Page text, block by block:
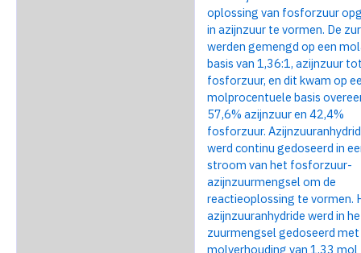
oplossing van fosforzuur
in azijnzuur te vormen. De
werden gemengd op een
basis van 1,36:1, azijnzuur
fosforzuur, en dit kwam op
molprocentuele basis
57,6% azijnzuur en 42,4%
fosforzuur.
werd continu gedoseerd in
stroom van het fosforzuur-
azijnzuurmengsel om de
reactieoplossing te vormen.
azijnzuuranhydride werd in
zuurmengsel gedoseerd met
molverhouding van 1,33 mol